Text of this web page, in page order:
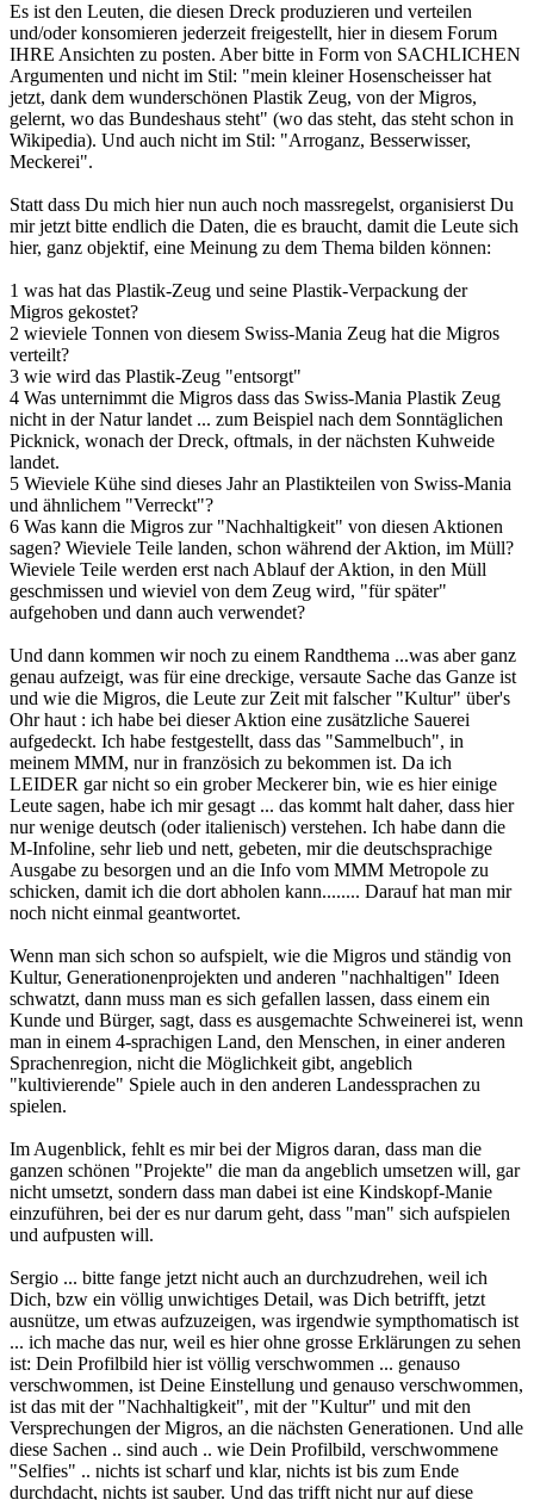
Es ist den Leuten, die diesen Dreck produzieren und verteilen
und/oder konsomieren jederzeit freigestellt, hier in diesem Forum
IHRE Ansichten zu posten. Aber bitte in Form von SACHLICHEN
Argumenten und nicht im Stil: "mein kleiner Hosenscheisser hat
jetzt, dank dem wunderschönen Plastik Zeug, von der Migros,
gelernt, wo das Bundeshaus steht" (wo das steht, das steht schon in
Wikipedia). Und auch nicht im Stil: "Arroganz, Besserwisser,
Meckerei".
Statt dass Du mich hier nun auch noch massregelst, organisierst Du
mir jetzt bitte endlich die Daten, die es braucht, damit die Leute sich
hier, ganz objektif, eine Meinung zu dem Thema bilden können:
1 was hat das Plastik-Zeug und seine Plastik-Verpackung der
Migros gekostet?
2 wieviele Tonnen von diesem Swiss-Mania Zeug hat die Migros
verteilt?
3 wie wird das Plastik-Zeug "entsorgt"
4 Was unternimmt die Migros dass das Swiss-Mania Plastik Zeug
nicht in der Natur landet ... zum Beispiel nach dem Sonntäglichen
Picknick, wonach der Dreck, oftmals, in der nächsten Kuhweide
landet.
5 Wieviele Kühe sind dieses Jahr an Plastikteilen von Swiss-Mania
und ähnlichem "Verreckt"?
6 Was kann die Migros zur "Nachhaltigkeit" von diesen Aktionen
sagen? Wieviele Teile landen, schon während der Aktion, im Müll?
Wieviele Teile werden erst nach Ablauf der Aktion, in den Müll
geschmissen und wieviel von dem Zeug wird, "für später"
aufgehoben und dann auch verwendet?
Und dann kommen wir noch zu einem Randthema ...was aber ganz
genau aufzeigt, was für eine dreckige, versaute Sache das Ganze ist
und wie die Migros, die Leute zur Zeit mit falscher "Kultur" über's
Ohr haut : ich habe bei dieser Aktion eine zusätzliche Sauerei
aufgedeckt. Ich habe festgestellt, dass das "Sammelbuch", in
meinem MMM, nur in französich zu bekommen ist. Da ich
LEIDER gar nicht so ein grober Meckerer bin, wie es hier einige
Leute sagen, habe ich mir gesagt ... das kommt halt daher, dass hier
nur wenige deutsch (oder italienisch) verstehen. Ich habe dann die
M-Infoline, sehr lieb und nett, gebeten, mir die deutschsprachige
Ausgabe zu besorgen und an die Info vom MMM Metropole zu
schicken, damit ich die dort abholen kann........ Darauf hat man mir
noch nicht einmal geantwortet.
Wenn man sich schon so aufspielt, wie die Migros und ständig von
Kultur, Generationenprojekten und anderen "nachhaltigen" Ideen
schwatzt, dann muss man es sich gefallen lassen, dass einem ein
Kunde und Bürger, sagt, dass es ausgemachte Schweinerei ist, wenn
man in einem 4-sprachigen Land, den Menschen, in einer anderen
Sprachenregion, nicht die Möglichkeit gibt, angeblich
"kultivierende" Spiele auch in den anderen Landessprachen zu
spielen.
Im Augenblick, fehlt es mir bei der Migros daran, dass man die
ganzen schönen "Projekte" die man da angeblich umsetzen will, gar
nicht umsetzt, sondern dass man dabei ist eine Kindskopf-Manie
einzuführen, bei der es nur darum geht, dass "man" sich aufspielen
und aufpusten will.
Sergio ... bitte fange jetzt nicht auch an durchzudrehen, weil ich
Dich, bzw ein völlig unwichtiges Detail, was Dich betrifft, jetzt
ausnütze, um etwas aufzuzeigen, was irgendwie sympthomatisch ist
... ich mache das nur, weil es hier ohne grosse Erklärungen zu sehen
ist: Dein Profilbild hier ist völlig verschwommen ... genauso
verschwommen, ist Deine Einstellung und genauso verschwommen,
ist das mit der "Nachhaltigkeit", mit der "Kultur" und mit den
Versprechungen der Migros, an die nächsten Generationen. Und alle
diese Sachen .. sind auch .. wie Dein Profilbild, verschwommene
"Selfies" .. nichts ist scharf und klar, nichts ist bis zum Ende
durchdacht, nichts ist sauber. Und das trifft nicht nur auf diese